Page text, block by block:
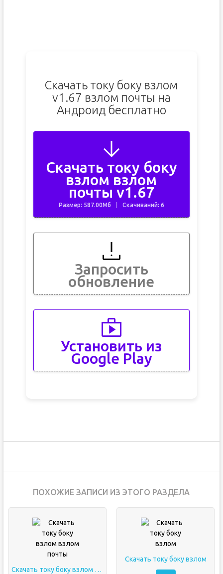
Скачать току боку взлом
v1.67 взлом почты на
Андроид бесплатно
Скачать току боку
взлом взлом
почты v1.67
Размер: 587.00Мб Скачиваний: 6
Запросить
обновление
Установить из
Google Play
ПОХОЖИЕ ЗАПИСИ ИЗ ЭТОГО РАЗДЕЛА
Скачать току боку взлом взлом почты
Скачать току боку взлом